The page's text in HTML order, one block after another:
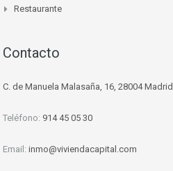
Restaurante
Contacto
C. de Manuela Malasaña, 16, 28004 Madrid
Teléfono: 914 45 05 30
Email: inmo@viviendacapital.com